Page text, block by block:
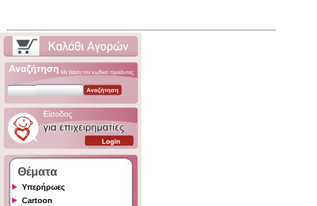
Θέματα
Υπερήρωες
Cartoon